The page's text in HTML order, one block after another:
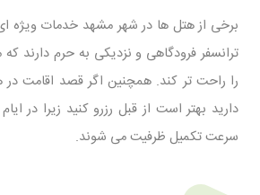
برخی از هتل ‌ها در شهر مشهد خدمات ویژه ‌ای
ترانسفر فرودگاهی و نزدیکی به حرم دارند
را راحت ‌تر کند. همچنین اگر قصد اقامت
دارید بهتر است از قبل رزرو کنید زیرا در
‌سرعت تکمیل ظرفیت می ‌شوند.